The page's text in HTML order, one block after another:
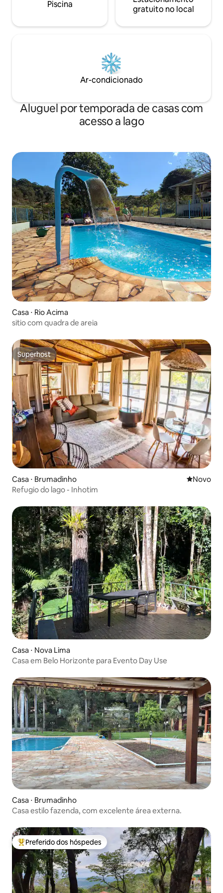
Piscina
gratuito no local
Ar-condicionado
Aluguel por temporada de casas com
acesso a lago
Casa ⋅ Rio Acima
sitio com quadra de areia
Superhost
Superhost
Casa ⋅ Brumadinho Novo
Novo
Refugio do lago - Inhotim
Casa ⋅ Nova Lima
Casa em Belo Horizonte para Evento Day Use
Casa ⋅ Brumadinho
Casa estilo fazenda, com excelente área externa.
Entre os melhores preferidos dos hóspedes
Preferido dos hóspedes